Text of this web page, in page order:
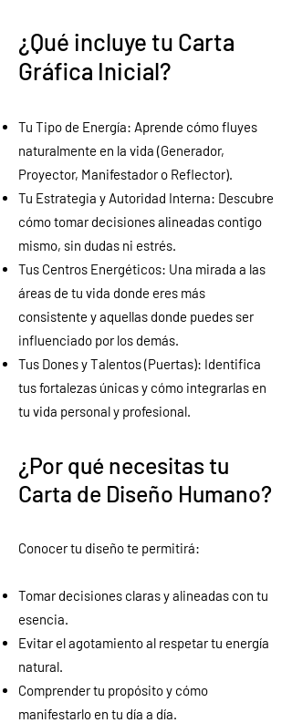
¿Qué incluye tu Carta
Gráfica Inicial?
Tu Tipo de Energía: Aprende cómo fluyes
naturalmente en la vida (Generador,
Proyector, Manifestador o Reflector).
Tu Estrategia y Autoridad Interna: Descubre
cómo tomar decisiones alineadas contigo
mismo, sin dudas ni estrés.
Tus Centros Energéticos: Una mirada a las
áreas de tu vida donde eres más
consistente y aquellas donde puedes ser
influenciado por los demás.
Tus Dones y Talentos (Puertas): Identifica
tus fortalezas únicas y cómo integrarlas en
tu vida personal y profesional.
¿Por qué necesitas tu
Carta de Diseño Humano?
Conocer tu diseño te permitirá:
Tomar decisiones claras y alineadas con tu
esencia.
Evitar el agotamiento al respetar tu energía
natural.
Comprender tu propósito y cómo
manifestarlo en tu día a día.